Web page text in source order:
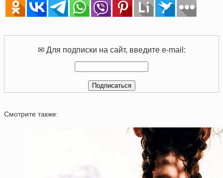
✉ Для подписки на сайт, введите e-mail:
Смотрите также: